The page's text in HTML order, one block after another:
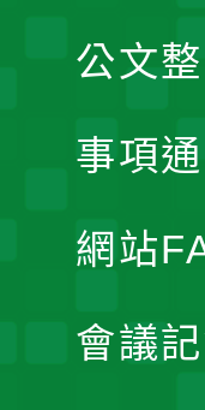
公文
事項
網站
會議